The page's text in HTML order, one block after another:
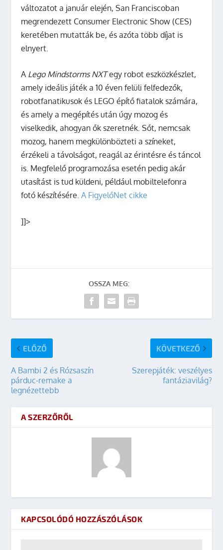
változatot a január elején, San Franciscoban
megrendezett Consumer Electronic Show (CES)
keretében mutatták be, és azóta több díjat is
elnyert.
A Lego Mindstorms NXTegy robot eszközkészlet,
amely ideális játék a 10 éven felüli felfedezők,
robotfanatikusok és LEGO építő fiatalok számára,
és amely a megépítés után úgy mozog és
viselkedik, ahogyan ők szeretnék. Sőt, nemcsak
mozog, hanem megkülönbözteti a színeket,
érzékeli a távolságot, reagál az érintésre és táncol
is. Megfelelő programozása esetén pedig akár
utasítást is tud küldeni, például mobiltelefonra
fotó készítésére.A FigyelőNet cikke
]]>
OSSZA MEG:
ELŐZŐ
A Bambi 2 és Rózsaszín
párduc-remake a
legnézettebb
KÖVETKEZŐ
Szerepjáték: veszélyes
fantáziavilág?
A SZERZŐRŐL
KAPCSOLÓDÓ HOZZÁSZÓLÁSOK